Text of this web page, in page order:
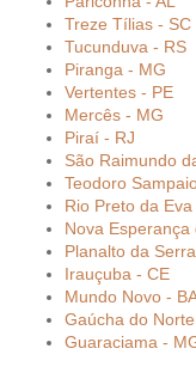
Treze Tílias - SC
Tucunduva - RS
Piranga - MG
Vertentes - PE
Mercês - MG
Piraí - RJ
São Raimundo
Teodoro
Rio Preto da Eva
Nova Esperança
Planalto da
Irauçuba - CE
Mundo Novo -
Gaúcha do
Guaraciama -